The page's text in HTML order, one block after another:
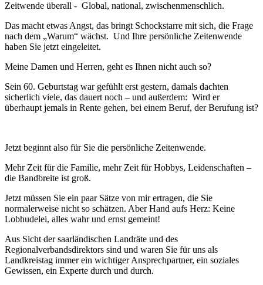
Zeitwende überall - Global, national, zwischenmenschlich.
Das macht etwas Angst, das bringt Schockstarre mit sich, die Frage
nach dem „Warum“ wächst. Und Ihre persönliche Zeitenwende
haben Sie jetzt eingeleitet.
Meine Damen und Herren, geht es Ihnen nicht auch so?
Sein 60. Geburtstag war gefühlt erst gestern, damals dachten
sicherlich viele, das dauert noch – und außerdem: Wird er
überhaupt jemals in Rente gehen, bei einem Beruf, der Berufung ist?
Jetzt beginnt also für Sie die persönliche Zeitenwende.
Mehr Zeit für die Familie, mehr Zeit für Hobbys, Leidenschaften –
die Bandbreite ist groß.
Jetzt müssen Sie ein paar Sätze von mir ertragen, die Sie
normalerweise nicht so schätzen. Aber Hand aufs Herz: Keine
Lobhudelei, alles wahr und ernst gemeint!
Aus Sicht der saarländischen Landräte und des
Regionalverbandsdirektors sind und waren Sie für uns als
Landkreistag immer ein wichtiger Ansprechpartner, ein soziales
Gewissen, ein Experte durch und durch.